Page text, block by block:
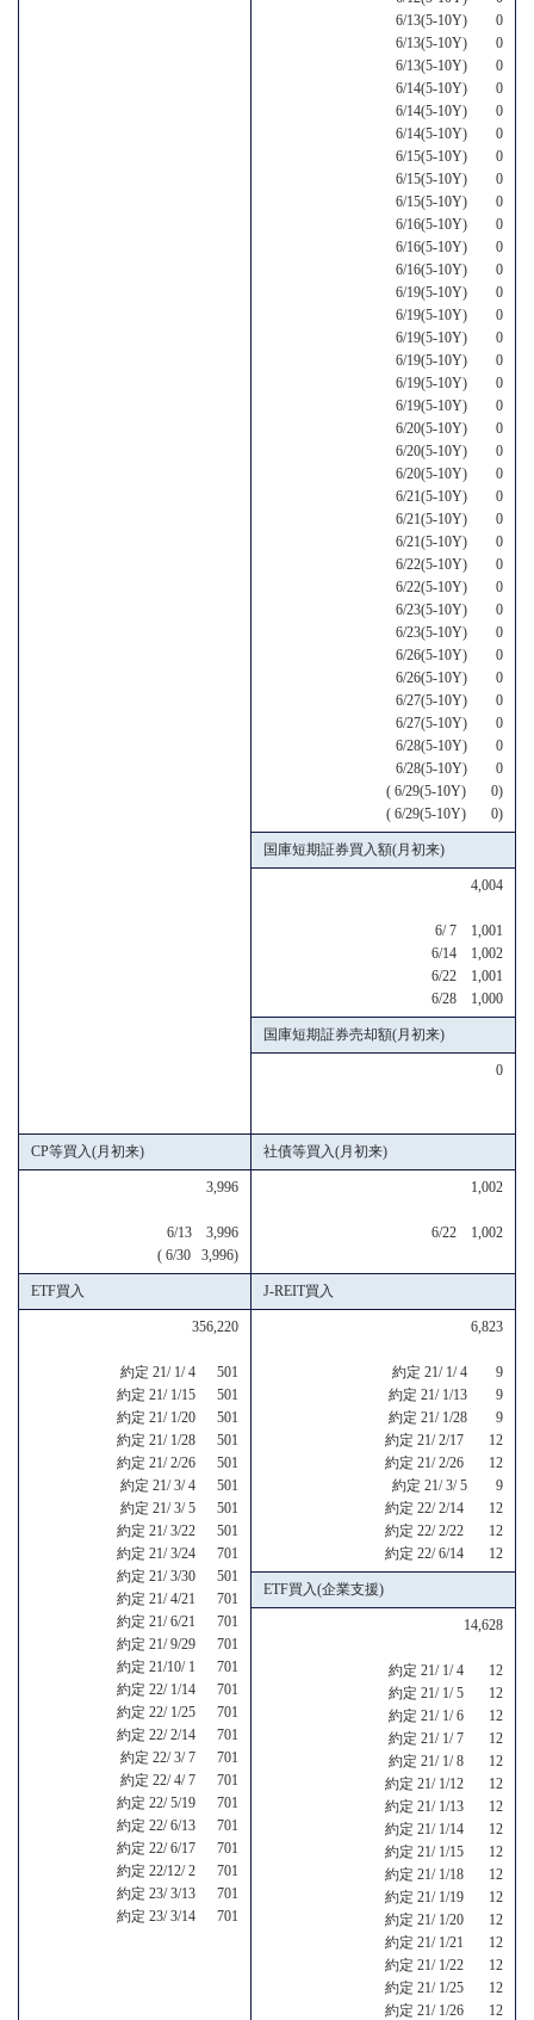
6/13(5-10Y) 0
6/13(5-10Y) 0
6/13(5-10Y) 0
6/14(5-10Y) 0
6/14(5-10Y) 0
6/14(5-10Y) 0
6/15(5-10Y) 0
6/15(5-10Y) 0
6/15(5-10Y) 0
6/16(5-10Y) 0
6/16(5-10Y) 0
6/16(5-10Y) 0
6/19(5-10Y) 0
6/19(5-10Y) 0
6/19(5-10Y) 0
6/19(5-10Y) 0
6/19(5-10Y) 0
6/19(5-10Y) 0
6/20(5-10Y) 0
6/20(5-10Y) 0
6/20(5-10Y) 0
6/21(5-10Y) 0
6/21(5-10Y) 0
6/21(5-10Y) 0
6/22(5-10Y) 0
6/22(5-10Y) 0
6/23(5-10Y) 0
6/23(5-10Y) 0
6/26(5-10Y) 0
6/26(5-10Y) 0
6/27(5-10Y) 0
6/27(5-10Y) 0
6/28(5-10Y) 0
6/28(5-10Y) 0
( 6/29(5-10Y) 0)
( 6/29(5-10Y) 0)
国庫短期証券買入額(月初来)
4,004
6/ 7 1,001
6/14 1,002
6/22 1,001
6/28 1,000
国庫短期証券売却額(月初来)
0
CP等買入(月初来) 社債等買入(月初来)
3,996
6/13 3,996
( 6/30 3,996)
1,002
6/22 1,002
ETF買入 J-REIT買入
356,220
約定 21/ 1/ 4 501
約定 21/ 1/15 501
約定 21/ 1/20 501
約定 21/ 1/28 501
約定 21/ 2/26 501
約定 21/ 3/ 4 501
約定 21/ 3/ 5 501
約定 21/ 3/22 501
約定 21/ 3/24 701
約定 21/ 3/30 501
約定 21/ 4/21 701
約定 21/ 6/21 701
約定 21/ 9/29 701
約定 21/10/ 1 701
約定 22/ 1/14 701
約定 22/ 1/25 701
約定 22/ 2/14 701
約定 22/ 3/ 7 701
約定 22/ 4/ 7 701
約定 22/ 5/19 701
約定 22/ 6/13 701
約定 22/ 6/17 701
約定 22/12/ 2 701
約定 23/ 3/13 701
約定 23/ 3/14 701
6,823
約定 21/ 1/ 4 9
約定 21/ 1/13 9
約定 21/ 1/28 9
約定 21/ 2/17 12
約定 21/ 2/26 12
約定 21/ 3/ 5 9
約定 22/ 2/14 12
約定 22/ 2/22 12
約定 22/ 6/14 12
ETF買入(企業支援)
14,628
約定 21/ 1/ 4 12
約定 21/ 1/ 5 12
約定 21/ 1/ 6 12
約定 21/ 1/ 7 12
約定 21/ 1/ 8 12
約定 21/ 1/12 12
約定 21/ 1/13 12
約定 21/ 1/14 12
約定 21/ 1/15 12
約定 21/ 1/18 12
約定 21/ 1/19 12
約定 21/ 1/20 12
約定 21/ 1/21 12
約定 21/ 1/22 12
約定 21/ 1/25 12
約定 21/ 1/26 12